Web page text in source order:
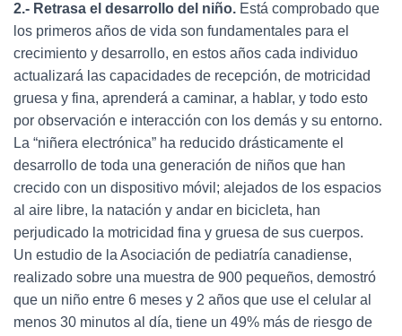
2.- Retrasa el desarrollo del niño. Está comprobado que
los primeros años de vida son fundamentales para el
crecimiento y desarrollo, en estos años cada individuo
actualizará las capacidades de recepción, de motricidad
gruesa y fina, aprenderá a caminar, a hablar, y todo esto
por observación e interacción con los demás y su entorno.
La “niñera electrónica” ha reducido drásticamente el
desarrollo de toda una generación de niños que han
crecido con un dispositivo móvil; alejados de los espacios
al aire libre, la natación y andar en bicicleta, han
perjudicado la motricidad fina y gruesa de sus cuerpos.
Un estudio de la Asociación de pediatría canadiense,
realizado sobre una muestra de 900 pequeños, demostró
que un niño entre 6 meses y 2 años que use el celular al
menos 30 minutos al día, tiene un 49% más de riesgo de